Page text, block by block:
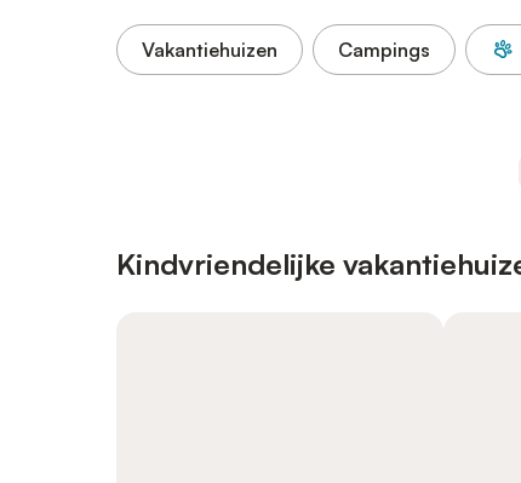
Vakantiehuizen Campings
Kindvriendelijke